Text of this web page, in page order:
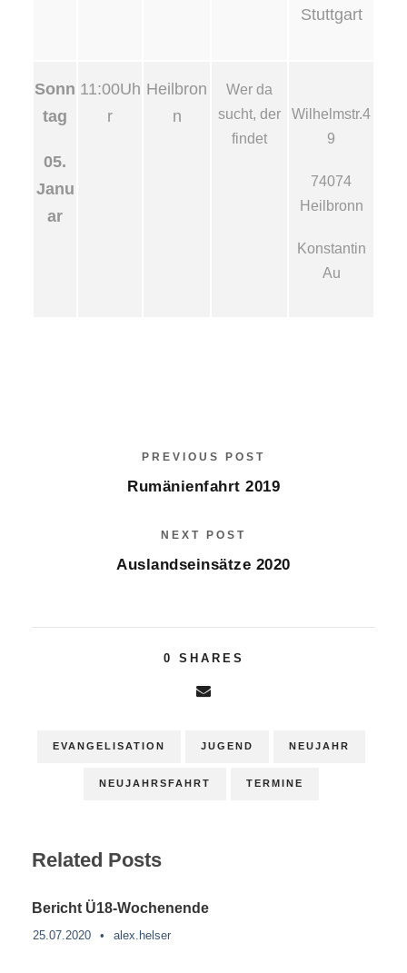
Stuttgart
Sonn
tag
05.
Janu
ar
11:00Uh
r
Heilbron
n
Wer da
sucht, der
findet
Wilhelmstr.4
9
74074
Heilbronn
Konstantin
Au
PREVIOUS POST
Rumänienfahrt 2019
NEXT POST
Auslandseinsätze 2020
0 SHARES
EVANGELISATION JUGEND NEUJAHR
NEUJAHRSFAHRT TERMINE
Related Posts
Bericht Ü18-Wochenende
25.07.2020 • alex.helser